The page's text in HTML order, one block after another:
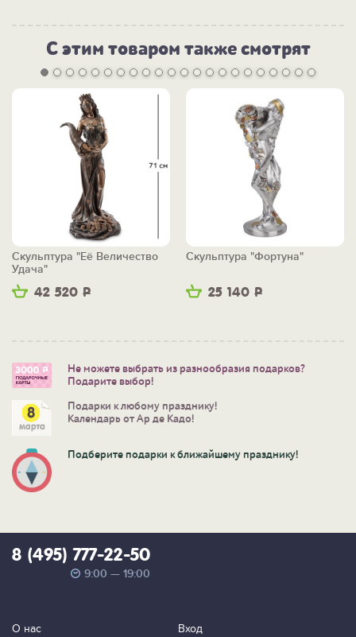
С этим товаром также смотрят
42 520 Р
Скульптура "Её Величество
Удача"
25 140 Р
Скульптура "Фортуна"
Не можете выбрать из разнообразия подарков?
Подарите выбор!
Подарки к любому празднику!
Календарь от Ар де Кадо!
Подберите подарки к ближайшему празднику!
8 (495) 777-22-50
9:00 — 19:00
О нас Вход